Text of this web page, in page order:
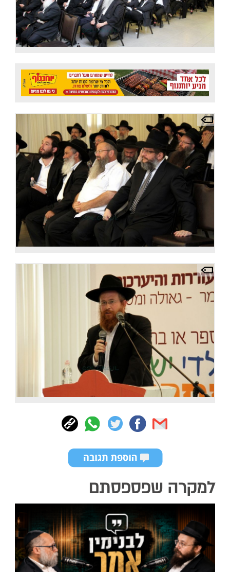
למקרה שפספסתם